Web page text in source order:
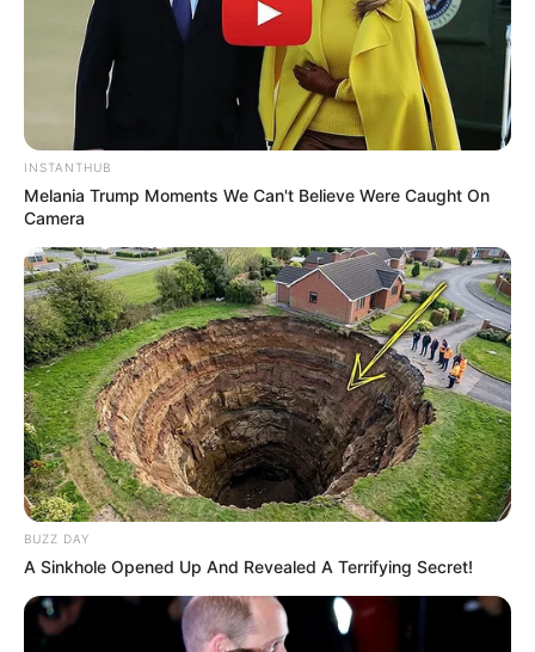
abertura que seja suficiente para inserir os
objetos.
INSTANTHUB
Melania Trump Moments We Can't Believe Were Caught On
Camera
BUZZ DAY
A Sinkhole Opened Up And Revealed A Terrifying Secret!